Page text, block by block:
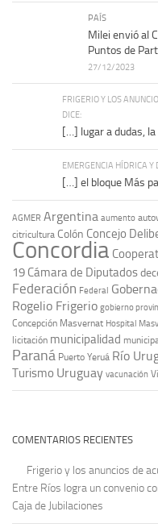
PAÍS
Milei envió al
Puntos de
27/12/2023
FRIGERIO Y LOS
DICE:
[…] lugar a dudas, la
EMERGENCIA HÍDRICA Y
[…] el bloque Más
AGMER Argentina aumento
citricultura Colón Concejo
Concordia
19 Cámara de Diputados
Federación Federal
Rogelio Frigerio gobierno
Concepción Masvernat Hospital
licitación municipalidad
Paraná Puerto Yeruá Río
Turismo Uruguay vacunación
COMENTARIOS RECIENTES
Frigerio y los anuncios de
Entre Ríos logra un convenio
Caja de Jubilaciones